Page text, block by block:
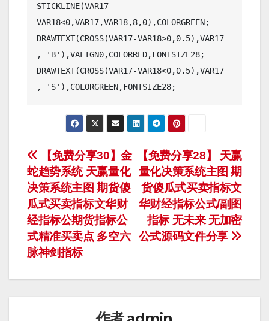
STICKLINE(VAR17-
VAR18<0,VAR17,VAR18,8,0),COLORGREEN;
DRAWTEXT(CROSS(VAR17-VAR18>0,0.5),VAR17
, 'B'),VALIGN0,COLORRED,FONTSIZE28;
DRAWTEXT(CROSS(VAR17-VAR18<0,0.5),VAR17
文
章
导
航
【免费分享28】 天赢
量化决策系统主图 期
货傻瓜式买卖指标文
华财经指标公式/副图
指标 无未来 无加密
公式源码文件分享
【免费分享30】金
蛇趋势系统 天赢量化
决策系统主图 期货傻
瓜式买卖指标文华财
经指标公期货指标公
式精准买卖点 多空六
脉神剑指标